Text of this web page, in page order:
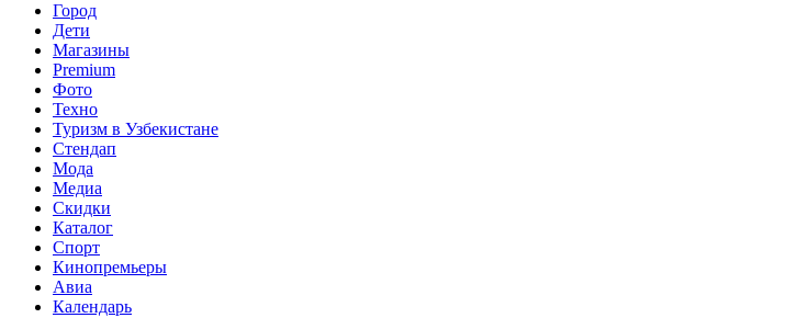
Город
Дети
Магазины
Premium
Фото
Техно
Туризм в Узбекистане
Стендап
Мода
Медиа
Скидки
Каталог
Спорт
Кинопремьеры
Авиа
Календарь